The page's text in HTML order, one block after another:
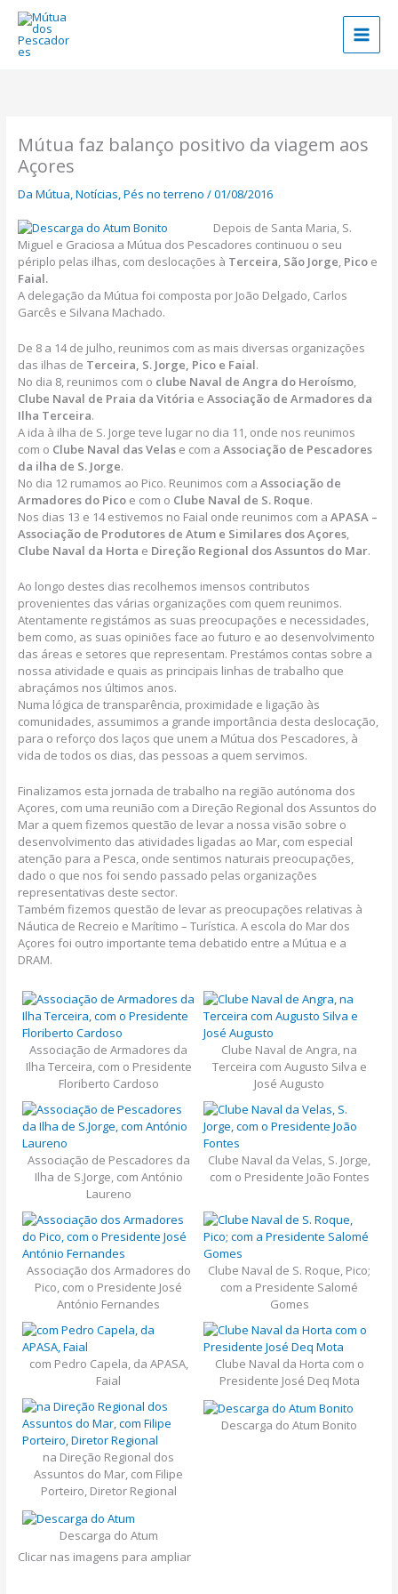
content
Mútua faz balanço positivo da viagem aos
Açores
Da Mútua ,Notícias ,Pés no terreno /01/08/2016
Depois de Santa Maria, S.
Miguel e Graciosa a Mútua dos Pescadores continuou o seu
périplo pelas ilhas, com deslocações à Terceira, São Jorge, Pico e
Faial.
A delegação da Mútua foi composta por João Delgado, Carlos
Garcês e Silvana Machado.
De 8 a 14 de julho, reunimos com as mais diversas organizações
das ilhas de Terceira, S. Jorge, Pico e Faial.
No dia 8, reunimos com o clube Naval de Angra do Heroísmo,
Clube Naval de Praia da Vitória eAssociação de Armadores da
Ilha Terceira.
A ida à ilha de S. Jorge teve lugar no dia 11, onde nos reunimos
com o Clube Naval das Velas e com aAssociação de Pescadores
da ilha de S. Jorge.
No dia 12 rumamos ao Pico. Reunimos com aAssociação de
Armadores do Pico e com o Clube Naval de S. Roque.
Nos dias 13 e 14 estivemos no Faial onde reunimos com aAPASA –
Associação de Produtores de Atum e Similares dos Açores,
Clube Naval da Horta e Direção Regional dos Assuntos do Mar.
Ao longo destes dias recolhemos imensos contributos
provenientes das várias organizações com quem reunimos.
Atentamente registámos as suas preocupações e necessidades,
bem como, as suas opiniões face ao futuro e ao desenvolvimento
das áreas e setores que representam. Prestámos contas sobre a
nossa atividade e quais as principais linhas de trabalho que
abraçámos nos últimos anos.
Numa lógica de transparência, proximidade e ligação às
comunidades, assumimos a grande importância desta deslocação,
para o reforço dos laços que unem a Mútua dos Pescadores, à
vida de todos os dias, das pessoas a quem servimos.
Finalizamos esta jornada de trabalho na região autónoma dos
Açores, com uma reunião com a Direção Regional dos Assuntos do
Mar a quem fizemos questão de levar a nossa visão sobre o
desenvolvimento das atividades ligadas ao Mar, com especial
atenção para a Pesca, onde sentimos naturais preocupações,
dado o que nos foi sendo passado pelas organizações
representativas deste sector.
Também fizemos questão de levar as preocupações relativas à
Náutica de Recreio e Marítimo – Turística. A escola do Mar dos
Açores foi outro importante tema debatido entre a Mútua e a
DRAM.
Associação de Armadores da
Ilha Terceira, com o Presidente
Floriberto Cardoso
Clube Naval de Angra, na
Terceira com Augusto Silva e
José Augusto
Associação de Pescadores da
Ilha de S.Jorge, com António
Laureno
Clube Naval da Velas, S. Jorge,
com o Presidente João Fontes
Associação dos Armadores do
Pico, com o Presidente José
António Fernandes
Clube Naval de S. Roque, Pico;
com a Presidente Salomé
Gomes
com Pedro Capela, da APASA,
Faial
Clube Naval da Horta com o
Presidente José Deq Mota
na Direção Regional dos
Assuntos do Mar, com Filipe
Porteiro, Diretor Regional
Descarga do Atum Bonito
Descarga do Atum
Clicar nas imagens para ampliar